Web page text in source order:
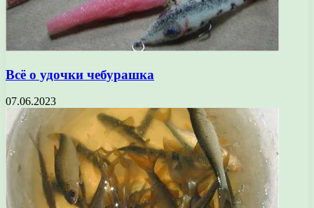
Всё о удочки чебурашка
07.06.2023